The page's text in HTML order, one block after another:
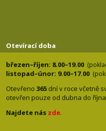
Otevírací doba
březen–říjen: 8.00–19.00
listopad–únor: 9.00–17.00
Otevřeno 365 dní v roce včetně
otevřen pouze od dubna do
Najdete nás zde.